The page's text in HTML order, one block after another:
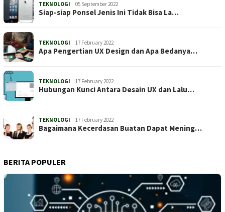
TEKNOLOGI 05 September 2022
Siap-siap Ponsel Jenis Ini Tidak Bisa La…
TEKNOLOGI 17 February 2022
Apa Pengertian UX Design dan Apa Bedanya…
TEKNOLOGI 17 February 2022
Hubungan Kunci Antara Desain UX dan Lalu…
TEKNOLOGI 17 February 2022
Bagaimana Kecerdasan Buatan Dapat Mening…
BERITA POPULER